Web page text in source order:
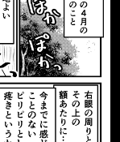
周圍和額頭附
那種難以言喻
我幾乎徹夜難
這明顯是眼睛
眼科…… 眼科醫